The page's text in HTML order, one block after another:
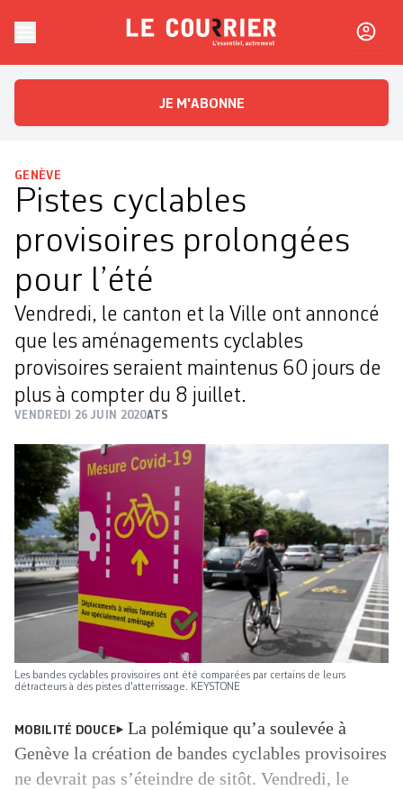
Le CourrierL'essentiel, autrement
JE M'ABONNE
GENÈVE
Pistes cyclables
provisoires prolongées
pour l’été
Vendredi, le canton et la Ville ont annoncé
que les aménagements cyclables
provisoires seraient maintenus 60 jours de
plus à compter du 8 juillet.
VENDREDI 26 JUIN 2020ATS
Les bandes cyclables provisoires ont été comparées par certains de leurs
détracteurs à des pistes d'atterrissage. KEYSTONE
MOBILITÉ DOUCE
La polémique qu’a soulevée à
Genève la création de bandes cyclables provisoires
ne devrait pas s’éteindre de sitôt. Vendredi, le